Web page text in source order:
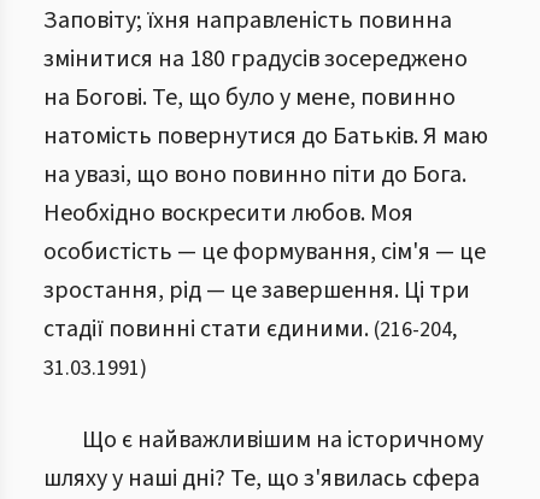
Заповіту; їхня направленість повинна
змінитися на 180 градусів зосереджено
на Богові. Те, що було у мене, повинно
натомість повернутися до Батьків. Я маю
на увазі, що воно повинно піти до Бога.
Необхідно воскресити любов. Моя
особистість — це формування, сім'я — це
зростання, рід — це завершення. Ці три
стадії повинні стати єдиними. (216-204,
31.03.1991)
Що є найважливішим на історичному
шляху у наші дні? Те, що з'явилась сфера